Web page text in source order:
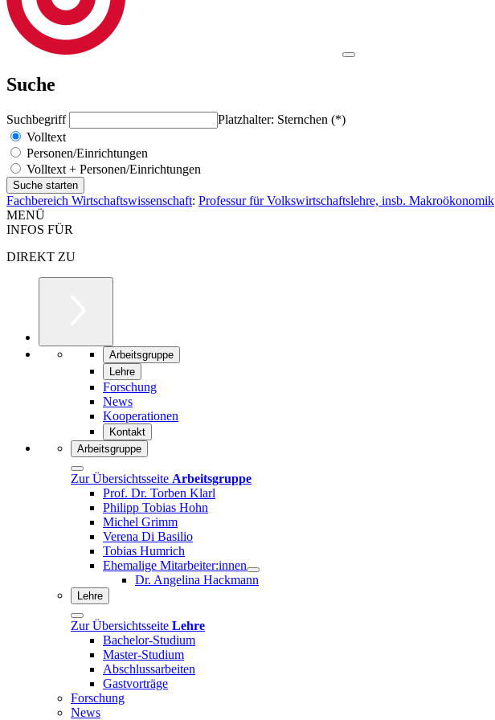
Suche
Suchbegriff
Platzhalter: Sternchen (*)
Volltext
Personen/Einrichtungen
Volltext + Personen/Einrichtungen
Fachbereich Wirtschaftswissenschaft: Professur für Volkswirtschaftslehre, insb. Makroökonomik
MENÜ
INFOS FÜR
DIREKT ZU
Arbeitsgruppe
Lehre
Forschung
News
Kooperationen
Kontakt
Arbeitsgruppe
Zur Übersichtsseite Arbeitsgruppe
Prof. Dr. Torben Klarl
Philipp Tobias Hohn
Michel Grimm
Verena Di Basilio
Tobias Humrich
Ehemalige Mitarbeiter:innen
Dr. Angelina Hackmann
Lehre
Zur Übersichtsseite Lehre
Bachelor-Studium
Master-Studium
Abschlussarbeiten
Gastvorträge
Forschung
News